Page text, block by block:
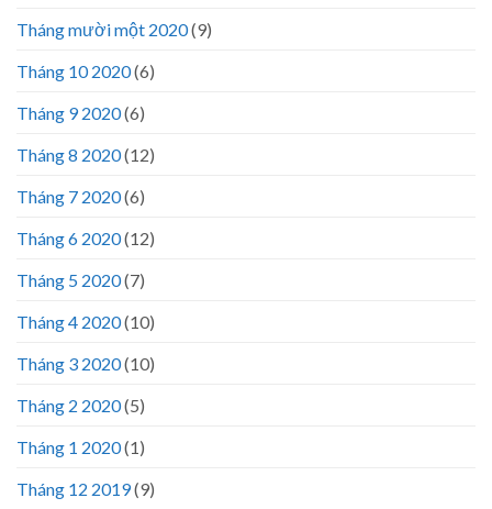
Tháng mười một 2020(9)
Tháng 10 2020(6)
Tháng 9 2020(6)
Tháng 8 2020(12)
Tháng 7 2020(6)
Tháng 6 2020(12)
Tháng 5 2020(7)
Tháng 4 2020(10)
Tháng 3 2020(10)
Tháng 2 2020(5)
Tháng 1 2020(1)
Tháng 12 2019(9)